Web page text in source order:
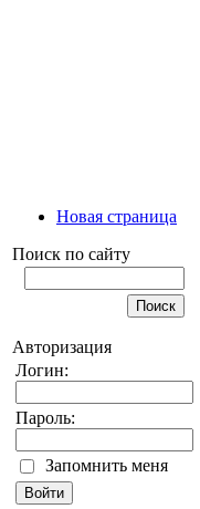
Новая страница
Поиск по сайту
Авторизация
Логин:
Пароль:
Запомнить меня